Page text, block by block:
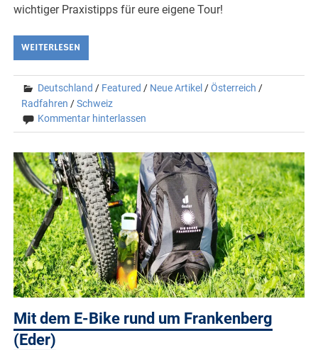
wichtiger Praxistipps für eure eigene Tour!
WEITERLESEN
Deutschland / Featured / Neue Artikel /Österreich /
Radfahren /Schweiz
Kommentar hinterlassen
Mit dem E-Bike rund um Frankenberg
(Eder)